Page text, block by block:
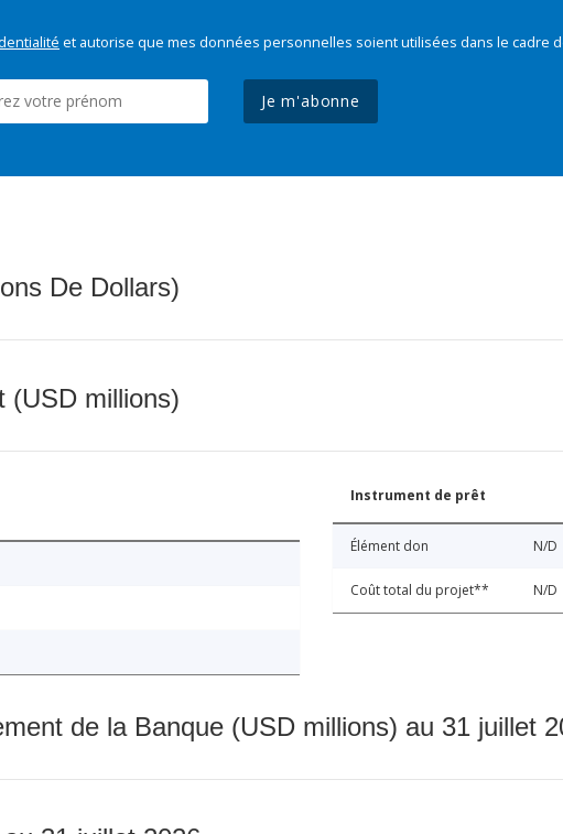
et autorise que mes données personnelles soient utilisées dans le cadre
Je m'abonne
De Dollars)
(USD millions)
Instrument de prêt
Élément don N/D
Coût total du projet** N/D
de la Banque (USD millions) au 31 juillet